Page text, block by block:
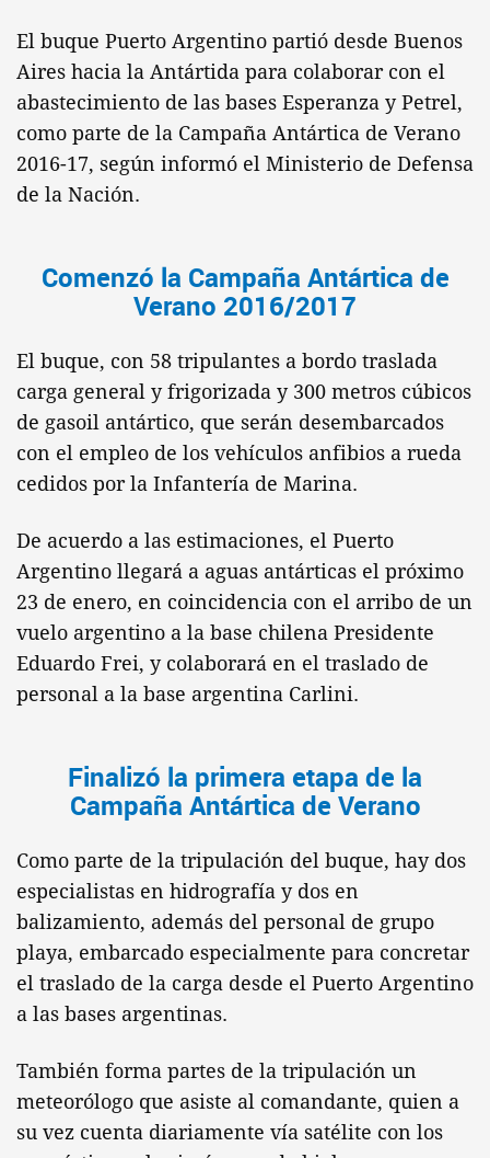
El buque Puerto Argentino partió desde Buenos
Aires hacia la Antártida para colaborar con el
abastecimiento de las bases Esperanza y Petrel,
como parte de la Campaña Antártica de Verano
2016-17, según informó el Ministerio de Defensa
de la Nación.
Comenzó la Campaña Antártica de
Verano 2016/2017
El buque, con 58 tripulantes a bordo traslada
carga general y frigorizada y 300 metros cúbicos
de gasoil antártico, que serán desembarcados
con el empleo de los vehículos anfibios a rueda
cedidos por la Infantería de Marina.
De acuerdo a las estimaciones, el Puerto
Argentino llegará a aguas antárticas el próximo
23 de enero, en coincidencia con el arribo de un
vuelo argentino a la base chilena Presidente
Eduardo Frei, y colaborará en el traslado de
personal a la base argentina Carlini.
Finalizó la primera etapa de la
Campaña Antártica de Verano
Como parte de la tripulación del buque, hay dos
especialistas en hidrografía y dos en
balizamiento, además del personal de grupo
playa, embarcado especialmente para concretar
el traslado de la carga desde el Puerto Argentino
a las bases argentinas.
También forma partes de la tripulación un
meteorólogo que asiste al comandante, quien a
su vez cuenta diariamente vía satélite con los